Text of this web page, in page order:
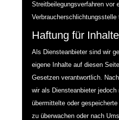
Streitbeilegungsverfahren vor
Verbraucherschlichtungsstelle
Haftung für Inhalte
Als Diensteanbieter sind wir
eigene Inhalte auf diesen
Gesetzen verantwortlich.
wir als Diensteanbieter
übermittelte oder
zu überwachen oder nach